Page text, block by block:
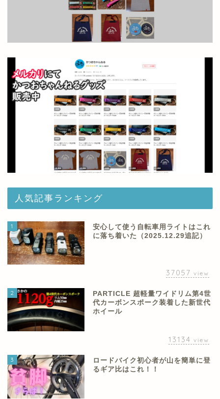
人気記事ランキング
1
安心して使う自転車用ライトはこれ
に落ち着いた（2025.12.29追記）
37057 view
2
PARTICLE 超軽量ワイドリム第4世
代カーボンスポーク装着した新世代
ホイール
13134 view
3
ロードバイク初心者が山を簡単に登
るギア比はこれ！！